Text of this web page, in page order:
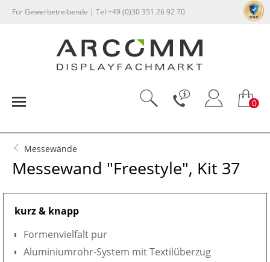
Für Gewerbetreibende | Tel:+49 (0)30 351 26 92 70
0
Messewände
Messewand "Freestyle", Kit 37
kurz & knapp
Formenvielfalt pur
Aluminiumrohr-System mit Textilüberzug